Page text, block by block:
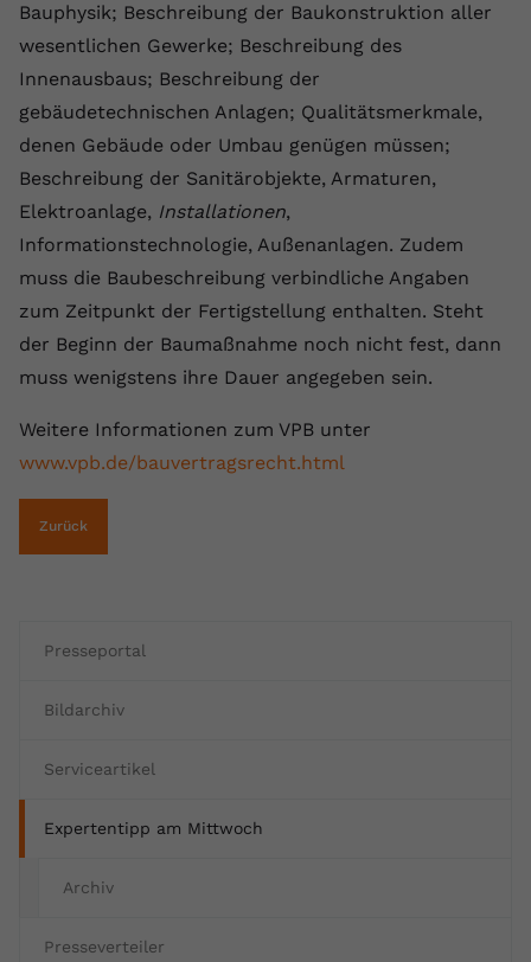
Presseportal
Bildarchiv
Serviceartikel
Expertentipp am Mittwoch
Archiv
Presseverteiler
Bauphysik; Beschreibung der Baukonstruktion aller
wesentlichen Gewerke; Beschreibung des
Innenausbaus; Beschreibung der
gebäudetechnischen Anlagen; Qualitätsmerkmale,
denen Gebäude oder Umbau genügen müssen;
Beschreibung der Sanitärobjekte, Armaturen,
Elektroanlage, Installationen,
Informationstechnologie, Außenanlagen. Zudem
muss die Baubeschreibung verbindliche Angaben
zum Zeitpunkt der Fertigstellung enthalten. Steht
der Beginn der Baumaßnahme noch nicht fest, dann
muss wenigstens ihre Dauer angegeben sein.
Weitere Informationen zum VPB unter
www.vpb.de/bauvertragsrecht.html
Zurück
Zweck
eingebettete YouTube-Videos und
registriert anonyme statistische Daten.
yt-remote-device-id
Anbieter Youtube.com
Zweck
YouTube setzt diesen Cookie, um die
Videopräferenzen des Benutzers zu
Videos verwendet.
Name yt.innertube::requests
Anbieter